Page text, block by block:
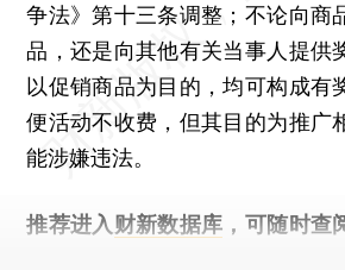
争法》第十三条调整；不论向商
品，还是向其他有关当事人提供
以促销商品为目的，均可构成有
便活动不收费，但其目的为推广
能涉嫌违法。
推荐进入 财新数据库 ，可随时查